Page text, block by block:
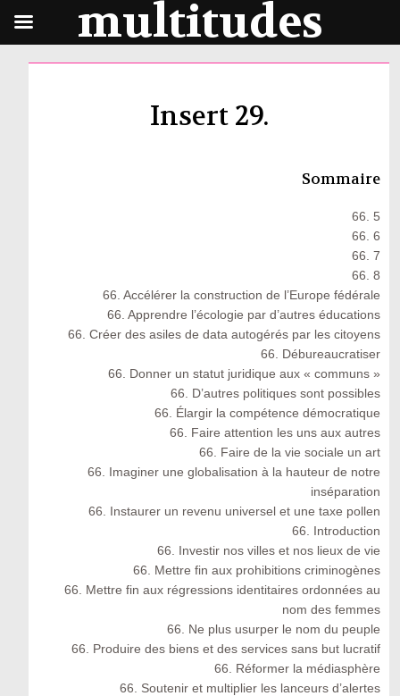
Insert 29.
Sommaire
66. 5
66. 6
66. 7
66. 8
66. Accélérer la construction de l’Europe fédérale
66. Apprendre l’écologie par d’autres éducations
66. Créer des asiles de data autogérés par les citoyens
66. Débureaucratiser
66. Donner un statut juridique aux « communs »
66. D’autres politiques sont possibles
66. Élargir la compétence démocratique
66. Faire attention les uns aux autres
66. Faire de la vie sociale un art
66. Imaginer une globalisation à la hauteur de notre
inséparation
66. Instaurer un revenu universel et une taxe pollen
66. Introduction
66. Investir nos villes et nos lieux de vie
66. Mettre fin aux prohibitions criminogènes
66. Mettre fin aux régressions identitaires ordonnées au
nom des femmes
66. Ne plus usurper le nom du peuple
66. Produire des biens et des services sans but lucratif
66. Réformer la médiasphère
66. Soutenir et multiplier les lanceurs d’alertes
multitudes